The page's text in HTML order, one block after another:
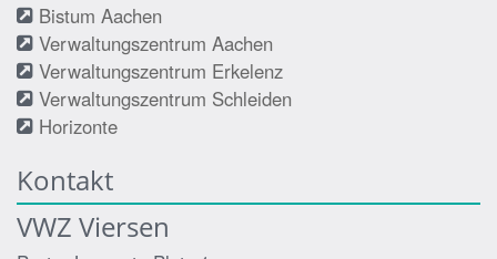
Bistum Aachen
Verwaltungszentrum Aachen
Verwaltungszentrum Erkelenz
Verwaltungszentrum Schleiden
Horizonte
Kontakt
VWZ Viersen